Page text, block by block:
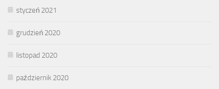
styczeń 2021
grudzień 2020
listopad 2020
październik 2020